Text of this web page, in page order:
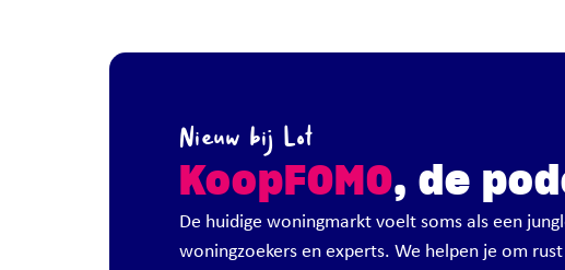
Nieuw bij Lot
KoopFOMO, de
De huidige woningmarkt voelt soms als een
woningzoekers en experts. We helpen je om